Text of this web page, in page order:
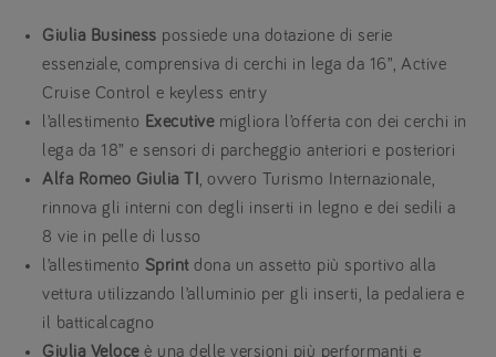
Giulia Business possiede una dotazione di serie
essenziale, comprensiva di cerchi in lega da 16”, Active
Cruise Control e keyless entry
l’allestimento Executivemigliora l’offerta con dei cerchi in
lega da 18” e sensori di parcheggio anteriori e posteriori
Alfa Romeo Giulia TI , ovvero Turismo Internazionale,
rinnova gli interni con degli inserti in legno e dei sedili a
8 vie in pelle di lusso
l’allestimento Sprintdona un assetto più sportivo alla
vettura utilizzando l’alluminio per gli inserti, la pedaliera e
il batticalcagno
Giulia Veloceè una delle versioni più performanti e